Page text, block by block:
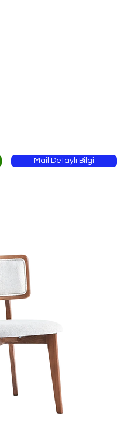
Mail Detaylı Bilgi